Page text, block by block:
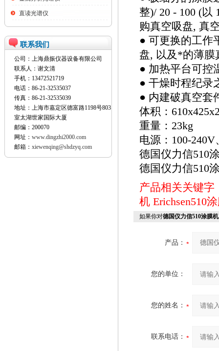
直读光谱仪
联系我们
公司：上海鼎振仪器设备有限公司
联系人：谢文清
手机：13472521719
电话：86-21-32535037
传真：86-21-32535039
地址：上海市嘉定区德富路1198号803
室太湖世家国际大厦
邮编：200070
网址： www.dingzhi2000.com
邮箱： xiewenqing@shdzyq.com
整)/ 20 - 100 (以
购真空吸盘, 真
● 可更换的工作
盘, 以及*的薄膜
● 加热平台可控
● 干燥时程纪录
● 内建破真空套
体积：
重量：23kg
电源：100-240V
德国仪力信510
德国仪力信510
产品相关关键
机 Erichsen510
如果你对德国仪力信510涂膜
产品：
您的单位：
您的姓名：
联系电话：